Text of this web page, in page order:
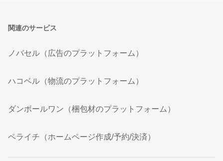
関連のサービス
ノバセル（広告のプラットフォーム）
ハコベル（物流のプラットフォーム）
ダンボールワン（梱包材のプラットフォーム）
ペライチ（ホームページ作成/予約/決済）